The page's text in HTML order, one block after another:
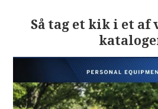
Så tag et kik i et af